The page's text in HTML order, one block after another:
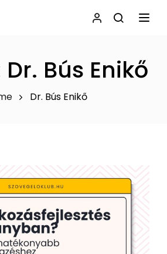
Dr. Bús Enikő
Dr. Bús Enikő